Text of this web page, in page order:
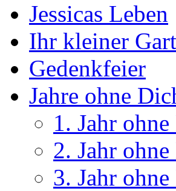
Jessicas Leben
Ihr kleiner
Gedenkfeier
Jahre ohne
1. Jahr
2. Jahr
3. Jahr